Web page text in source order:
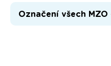
Označení všech MZO